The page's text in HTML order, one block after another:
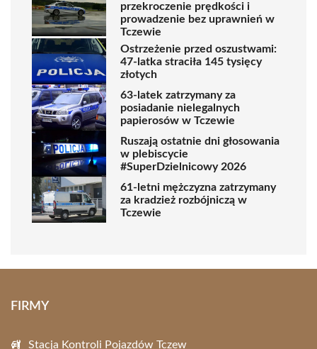
przekroczenie prędkości i
prowadzenie bez uprawnień w
Tczewie
Ostrzeżenie przed oszustwami:
47-latka straciła 145 tysięcy
złotych
63-latek zatrzymany za
posiadanie nielegalnych
papierosów w Tczewie
Ruszają ostatnie dni głosowania
w plebiscycie
#SuperDzielnicowy 2026
61-letni mężczyzna zatrzymany
za kradzież rozbójniczą w
Tczewie
FIRMY
Stacja Kontroli Pojazdów Tczew